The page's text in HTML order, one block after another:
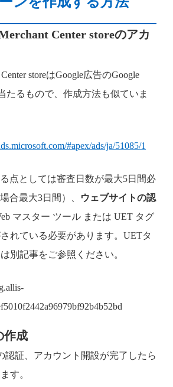
Center storeのアカ
storeはGoogle広告のGoogle
たるもので、作成方法も似ていま
#apex/ads/ja/51085/1
点としては審査日数が最大5日間必
合最大3日間）、
ウェブサイトの認
マスター ツール または UET タグ
れている必要があります。UETタ
別記事をご参照ください。
作成
認証、アカウント開設が完了したら
す。